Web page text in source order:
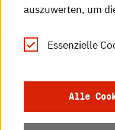
Leichte Sprache
Datenschutz
auszuwerten, um
Essenzielle
Alle